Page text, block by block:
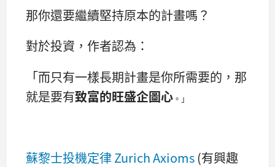
那你還要繼續堅持原本的計畫嗎？
對於投資，作者認為：
「而只有一樣長期計畫是你所需要的，那
就是要有致富的旺盛企圖心 。」
蘇黎士投機定律 Zurich Axioms(有興趣